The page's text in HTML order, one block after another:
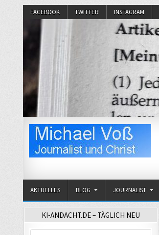
FACEBOOK TWITTER INSTAGRAM
AKTUELLES BLOG JOURNALIST
KI-ANDACHT.DE – TÄGLICH NEU